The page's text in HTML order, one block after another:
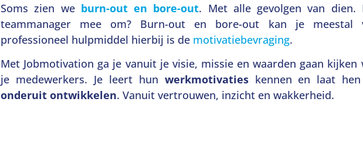
Soms zien we burn-out en bore-out. Met alle gevolgen van
teammanager mee om? Burn-out en bore-out kan je meestal
professioneel hulpmiddel hierbij is de motivatiebevraging.
Met Jobmotivation ga je vanuit je visie, missie en waarden gaan
je medewerkers. Je leert hun werkmotivatieskennen en laat
onderuit ontwikkelen. Vanuit vertrouwen, inzicht en wakkerheid.